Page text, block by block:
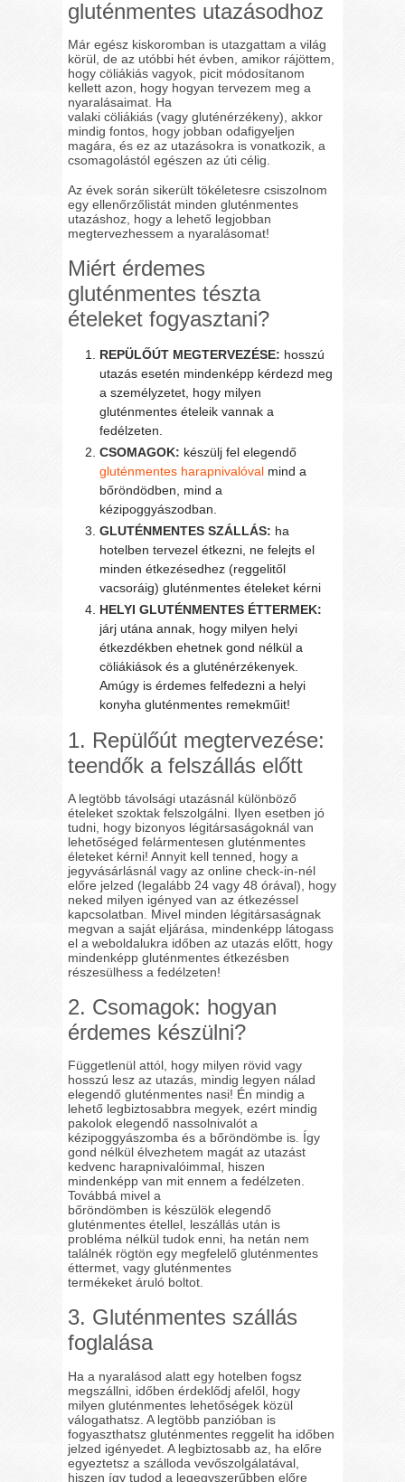
gluténmentes utazásodhoz
Már egész kiskoromban is utazgattam a világ
körül, de az utóbbi hét évben, amikor rájöttem,
hogy cöliákiás vagyok, picit módosítanom
kellett azon, hogy hogyan tervezem meg a
nyaralásaimat. Ha
valaki cöliákiás (vagy gluténérzékeny), akkor
mindig fontos, hogy jobban odafigyeljen
magára, és ez az utazásokra is vonatkozik, a
csomagolástól egészen az úti célig.
Az évek során sikerült tökéletesre csiszolnom
egy ellenőrzőlistát minden gluténmentes
utazáshoz, hogy a lehető legjobban
megtervezhessem a nyaralásomat!
Miért érdemes
gluténmentes tészta
ételeket fogyasztani?
REPÜLŐÚT MEGTERVEZÉSE: hosszú
utazás esetén mindenképp kérdezd meg
a személyzetet, hogy milyen
gluténmentes ételeik vannak a
fedélzeten.
CSOMAGOK: készülj fel elegendő
gluténmentes harapnivalóval mind a
bőröndödben, mind a
kézipoggyászodban.
GLUTÉNMENTES SZÁLLÁS: ha
hotelben tervezel étkezni, ne felejts el
minden étkezésedhez (reggelitől
vacsoráig) gluténmentes ételeket kérni
HELYI GLUTÉNMENTES ÉTTERMEK:
járj utána annak, hogy milyen helyi
étkezdékben ehetnek gond nélkül a
cöliákiások és a gluténérzékenyek.
Amúgy is érdemes felfedezni a helyi
konyha gluténmentes remekműit!
1. Repülőút megtervezése:
teendők a felszállás előtt
A legtöbb távolsági utazásnál különböző
ételeket szoktak felszolgálni. Ilyen esetben jó
tudni, hogy bizonyos légitársaságoknál van
lehetőséged felármentesen gluténmentes
életeket kérni! Annyit kell tenned, hogy a
jegyvásárlásnál vagy az online check-in-nél
előre jelzed (legalább 24 vagy 48 órával), hogy
neked milyen igényed van az étkezéssel
kapcsolatban. Mivel minden légitársaságnak
megvan a saját eljárása, mindenképp látogass
el a weboldalukra időben az utazás előtt, hogy
mindenképp gluténmentes étkezésben
részesülhess a fedélzeten!
2. Csomagok: hogyan
érdemes készülni?
Függetlenül attól, hogy milyen rövid vagy
hosszú lesz az utazás, mindig legyen nálad
elegendő gluténmentes nasi! Én mindig a
lehető legbiztosabbra megyek, ezért mindig
pakolok elegendő nassolnivalót a
kézipoggyászomba és a bőröndömbe is. Így
gond nélkül élvezhetem magát az utazást
kedvenc harapnivalóimmal, hiszen
mindenképp van mit ennem a fedélzeten.
Továbbá mivel a
bőröndömben is készülök elegendő
gluténmentes étellel, leszállás után is
probléma nélkül tudok enni, ha netán nem
találnék rögtön egy megfelelő gluténmentes
éttermet, vagy gluténmentes
termékeket áruló boltot.
3. Gluténmentes szállás
foglalása
Ha a nyaralásod alatt egy hotelben fogsz
megszállni, időben érdeklődj afelől, hogy
milyen gluténmentes lehetőségek közül
válogathatsz. A legtöbb panzióban is
fogyaszthatsz gluténmentes reggelit ha időben
jelzed igényedet. A legbiztosabb az, ha előre
egyeztetsz a szálloda vevőszolgálatával,
hiszen így tudod a legegyszerűbben előre